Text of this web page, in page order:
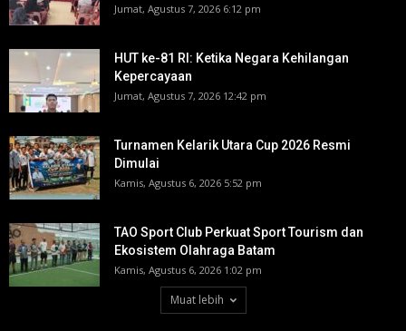
Jumat, Agustus 7, 2026 6:12 pm
HUT ke-81 RI: Ketika Negara Kehilangan
Kepercayaan
Jumat, Agustus 7, 2026 12:42 pm
Turnamen Kelarik Utara Cup 2026 Resmi
Dimulai
Kamis, Agustus 6, 2026 5:52 pm
TAO Sport Club Perkuat Sport Tourism dan
Ekosistem Olahraga Batam
Kamis, Agustus 6, 2026 1:02 pm
Muat lebih